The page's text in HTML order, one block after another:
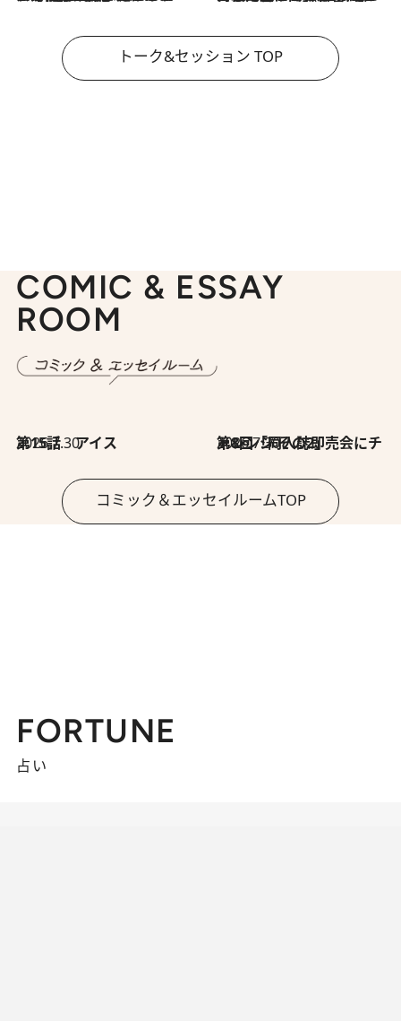
トーク&セッション TOP
COMIC & ESSAY
ROOM
2026.7.30
第15話 アイス 2026.7.30
第8回「同人誌即売会にチャレンジ その2」
コミック＆エッセイルームTOP
FORTUNE
占い